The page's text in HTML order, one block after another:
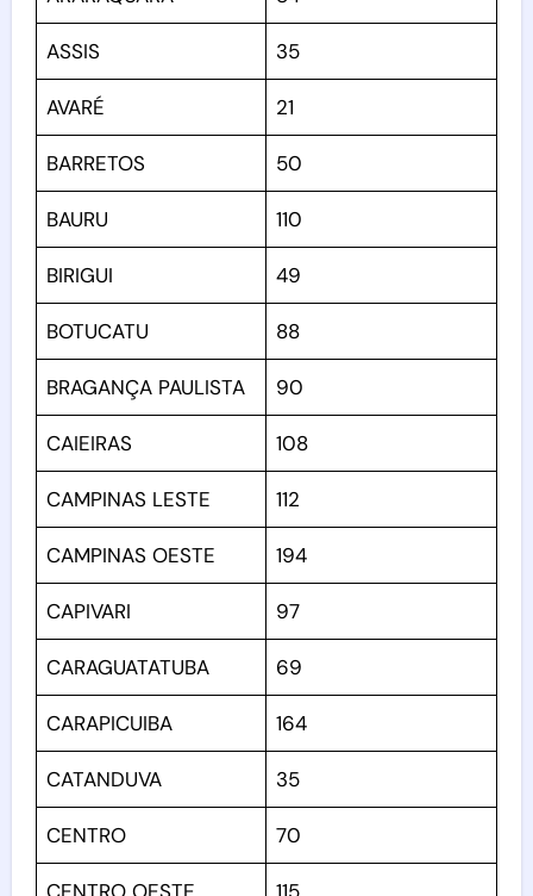
ASSIS 35
AVARÉ 21
BARRETOS 50
BAURU 110
BIRIGUI 49
BOTUCATU 88
BRAGANÇA PAULISTA 90
CAIEIRAS 108
CAMPINAS LESTE 112
CAMPINAS OESTE 194
CAPIVARI 97
CARAGUATATUBA 69
CARAPICUIBA 164
CATANDUVA 35
CENTRO 70